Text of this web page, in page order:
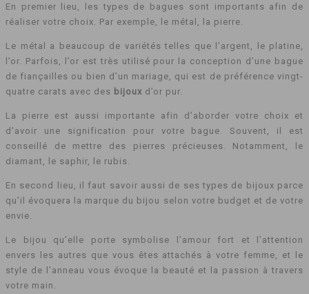
En premier lieu, les types de bagues sont importants afin de
réaliser votre choix. Par exemple, le métal, la pierre.
Le métal a beaucoup de variétés telles que l’argent, le platine,
l’or. Parfois, l’or est très utilisé pour la conception d’une bague
de fiançailles ou bien d’un mariage, qui est de préférence vingt-
quatre carats avec des bijoux d’or pur.
La pierre est aussi importante afin d’aborder votre choix et
d’avoir une signification pour votre bague. Souvent, il est
conseillé de mettre des pierres précieuses. Notamment, le
diamant, le saphir, le rubis.
En second lieu, il faut savoir aussi de ses types de bijoux parce
qu’il évoquera la marque du bijou selon votre budget et de votre
envie.
Le bijou qu’elle porte symbolise l’amour fort et l’attention
envers les autres que vous êtes attachés à votre femme, et le
style de l’anneau vous évoque la beauté et la passion à travers
votre main.